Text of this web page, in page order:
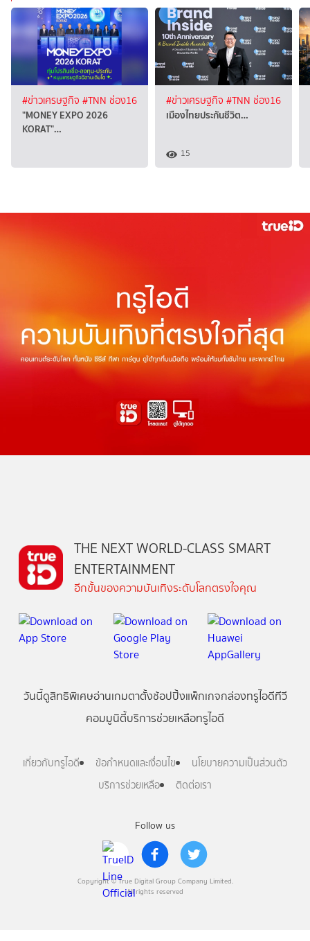
#ข่าวเศรษฐกิจ #TNN ช่อง16
"MONEY EXPO 2026
KORAT"…
#ข่าวเศรษฐกิจ #TNN ช่อง16
เมืองไทยประกันชีวิต…
15
Follow us
Copyright © True Digital Group Company Limited.
All rights reserved
THE NEXT WORLD-CLASS SMART
ENTERTAINMENT
อีกขั้นของความบันเทิงระดับโลกตรงใจคุณ
วันนี้ดูสิทธิพิเศษอ่านเกมตาตั้งช้อปปิ้งแพ็กเกจกล่องทรูไอดีทีวี
คอมมูนิตี้บริการช่วยเหลือทรูไอดี
เกี่ยวกับทรูไอดี ข้อกำหนดและเงื่อนไข
นโยบายความเป็นส่วนตัว
บริการช่วยเหลือ
ติดต่อเรา